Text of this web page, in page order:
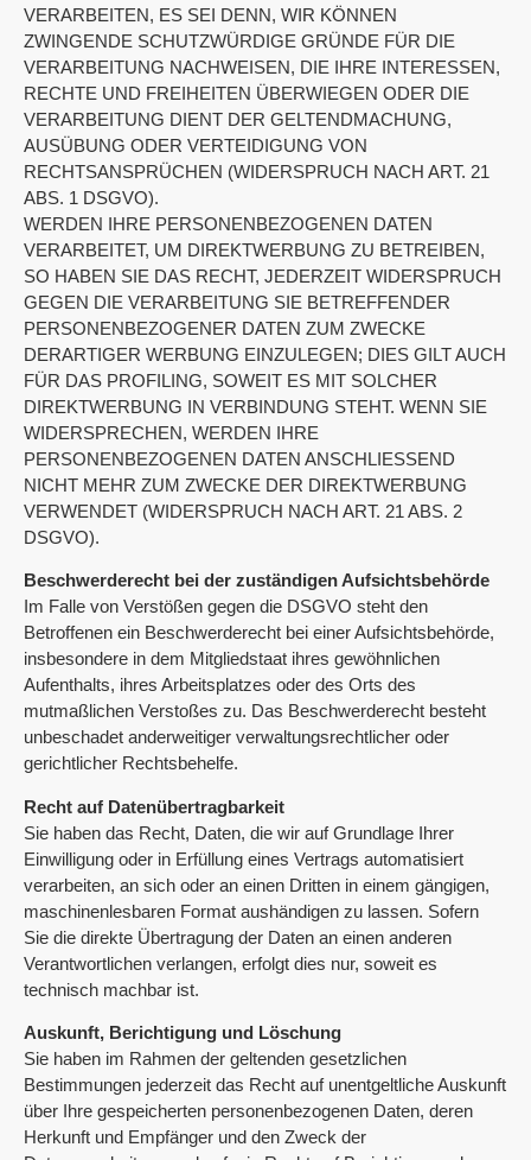
VERARBEITEN, ES SEI DENN, WIR KÖNNEN
ZWINGENDE SCHUTZWÜRDIGE GRÜNDE FÜR DIE
VERARBEITUNG NACHWEISEN, DIE IHRE INTERESSEN,
RECHTE UND FREIHEITEN ÜBERWIEGEN ODER DIE
VERARBEITUNG DIENT DER GELTENDMACHUNG,
AUSÜBUNG ODER VERTEIDIGUNG VON
RECHTSANSPRÜCHEN (WIDERSPRUCH NACH ART. 21
ABS. 1 DSGVO).
WERDEN IHRE PERSONENBEZOGENEN DATEN
VERARBEITET, UM DIREKTWERBUNG ZU BETREIBEN,
SO HABEN SIE DAS RECHT, JEDERZEIT WIDERSPRUCH
GEGEN DIE VERARBEITUNG SIE BETREFFENDER
PERSONENBEZOGENER DATEN ZUM ZWECKE
DERARTIGER WERBUNG EINZULEGEN; DIES GILT AUCH
FÜR DAS PROFILING, SOWEIT ES MIT SOLCHER
DIREKTWERBUNG IN VERBINDUNG STEHT. WENN SIE
WIDERSPRECHEN, WERDEN IHRE
PERSONENBEZOGENEN DATEN ANSCHLIESSEND
NICHT MEHR ZUM ZWECKE DER DIREKTWERBUNG
VERWENDET (WIDERSPRUCH NACH ART. 21 ABS. 2
DSGVO).
Beschwerderecht bei der zuständigen Aufsichtsbehörde
Im Falle von Verstößen gegen die DSGVO steht den
Betroffenen ein Beschwerderecht bei einer Aufsichtsbehörde,
insbesondere in dem Mitgliedstaat ihres gewöhnlichen
Aufenthalts, ihres Arbeitsplatzes oder des Orts des
mutmaßlichen Verstoßes zu. Das Beschwerderecht besteht
unbeschadet anderweitiger verwaltungsrechtlicher oder
gerichtlicher Rechtsbehelfe.
Recht auf Datenübertragbarkeit
Sie haben das Recht, Daten, die wir auf Grundlage Ihrer
Einwilligung oder in Erfüllung eines Vertrags automatisiert
verarbeiten, an sich oder an einen Dritten in einem gängigen,
maschinenlesbaren Format aushändigen zu lassen. Sofern
Sie die direkte Übertragung der Daten an einen anderen
Verantwortlichen verlangen, erfolgt dies nur, soweit es
technisch machbar ist.
Auskunft, Berichtigung und Löschung
Sie haben im Rahmen der geltenden gesetzlichen
Bestimmungen jederzeit das Recht auf unentgeltliche Auskunft
über Ihre gespeicherten personenbezogenen Daten, deren
Herkunft und Empfänger und den Zweck der